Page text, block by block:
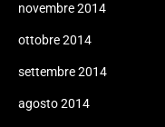
novembre 2014
ottobre 2014
settembre 2014
agosto 2014